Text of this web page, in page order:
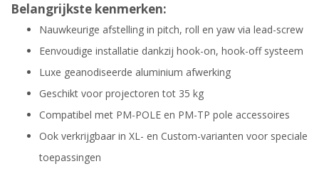
Belangrijkste kenmerken:
Nauwkeurige afstelling in pitch, roll en yaw via lead-screw
Eenvoudige installatie dankzij hook-on, hook-off systeem
Luxe geanodiseerde aluminium afwerking
Geschikt voor projectoren tot 35 kg
Compatibel met PM-POLE en PM-TP pole accessoires
Ook verkrijgbaar in XL- en Custom-varianten voor speciale
toepassingen